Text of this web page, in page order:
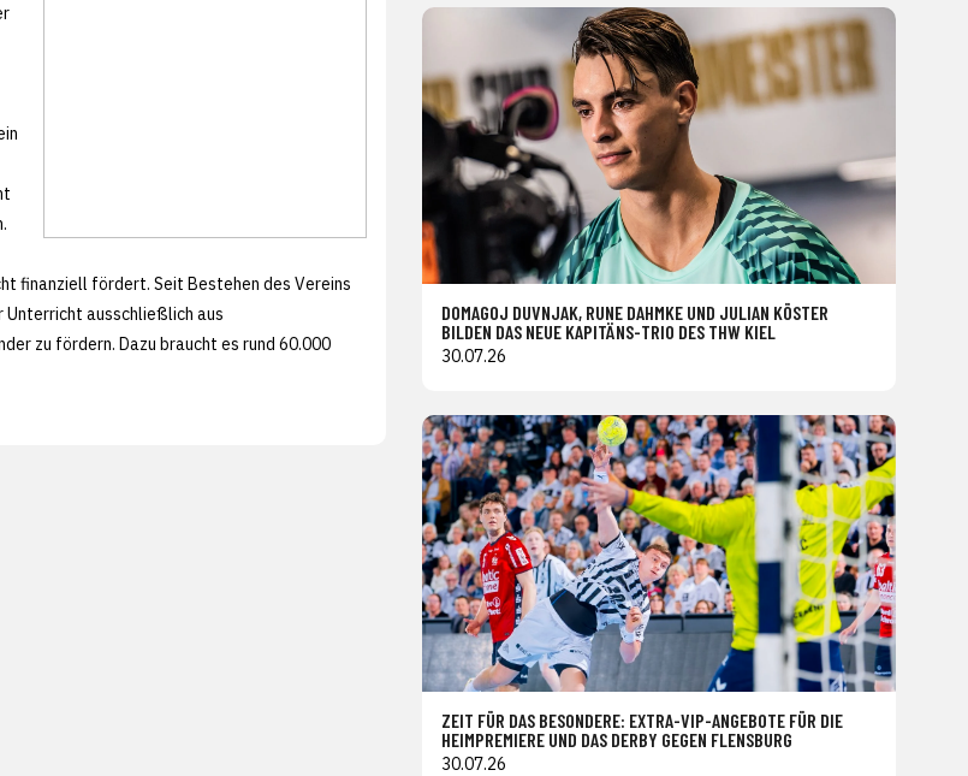
finanziell fördert. Seit Bestehen des Vereins
Unterricht ausschließlich aus
zu fördern. Dazu braucht es rund 60.000
DOMAGOJ DUVNJAK, RUNE DAHMKE UND JULIAN KÖSTER
BILDEN DAS NEUE KAPITÄNS-TRIO DES THW KIEL
30.07.26
ZEIT FÜR DAS BESONDERE: EXTRA-VIP-ANGEBOTE FÜR DIE
HEIMPREMIERE UND DAS DERBY GEGEN FLENSBURG
30.07.26